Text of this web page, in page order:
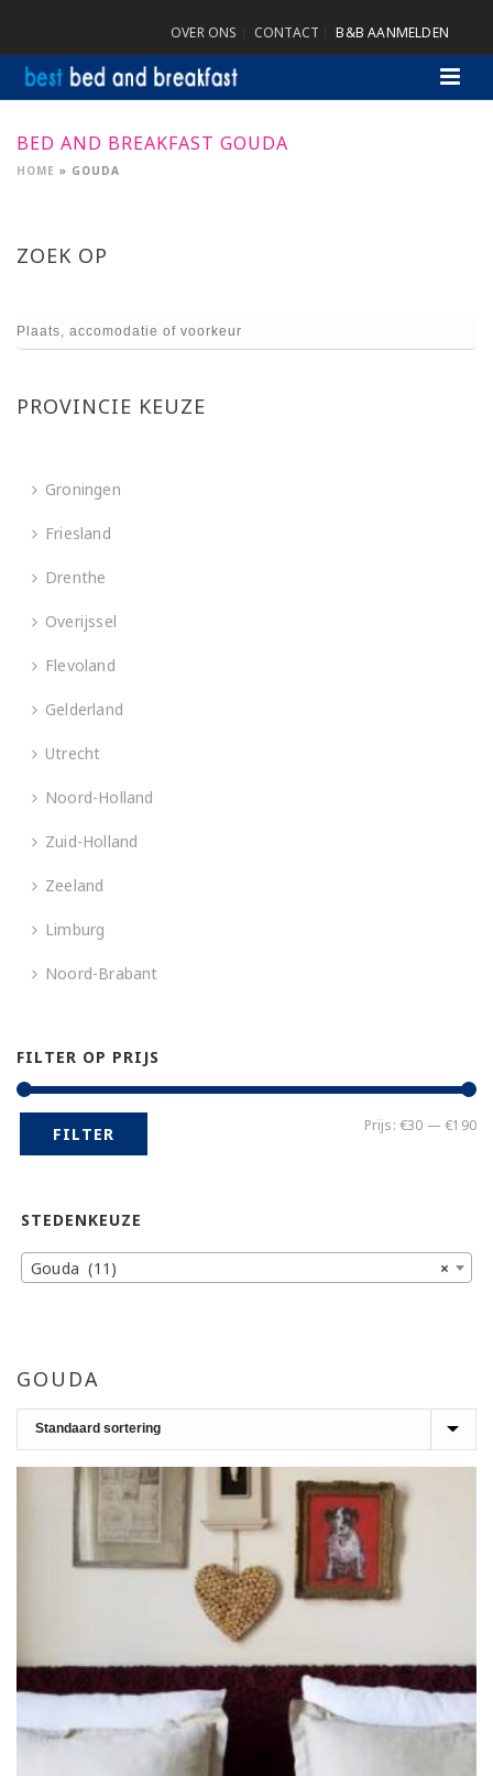
OVER ONS CONTACT B&B AANMELDEN
BED AND BREAKFAST GOUDA
HOME » GOUDA
GOUDA
ZOEK OP
PROVINCIE KEUZE
Groningen
Friesland
Drenthe
Overijssel
Flevoland
Gelderland
Utrecht
Noord-Holland
Zuid-Holland
Zeeland
Limburg
Noord-Brabant
FILTER OP PRIJS
FILTER Prijs: €30 —€190
STEDENKEUZE
×
Gouda (11)